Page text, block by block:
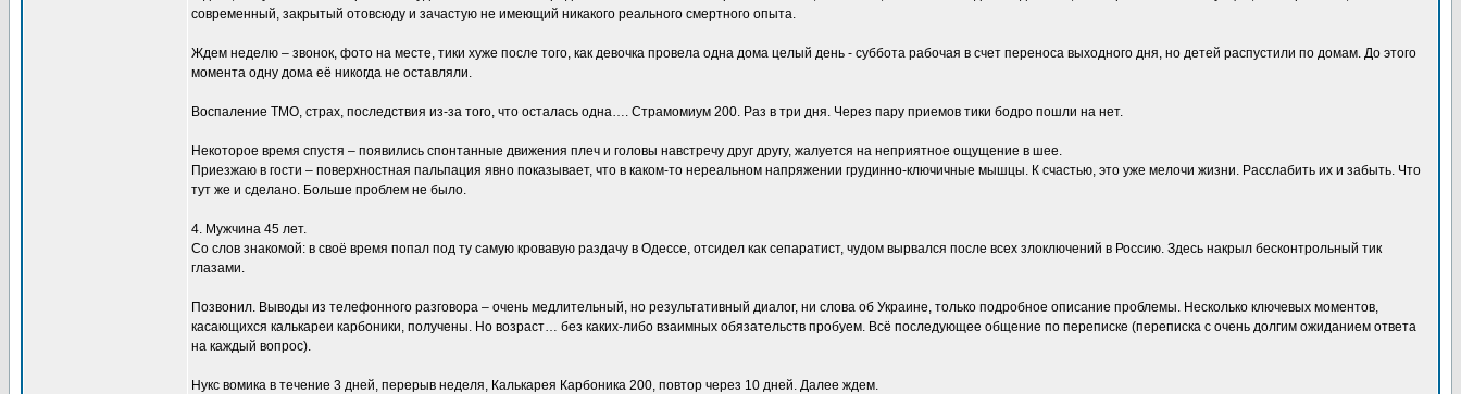
современный, закрытый отовсюду и зачастую не имеющий никакого реального смертного опыта.
Ждем неделю – звонок, фото на месте, тики хуже после того, как девочка провела одна дома целый день - суббота рабочая в счет переноса выходного дня, но детей распустили по домам. До этого
момента одну дома её никогда не оставляли.
Воспаление ТМО, страх, последствия из-за того, что осталась одна…. Страмомиум 200. Раз в три дня. Через пару приемов тики бодро пошли на нет.
Некоторое время спустя – появились спонтанные движения плеч и головы навстречу друг другу, жалуется на неприятное ощущение в шее.
Приезжаю в гости – поверхностная пальпация явно показывает, что в каком-то нереальном напряжении грудинно-ключичные мышцы. К счастью, это уже мелочи жизни. Расслабить их и забыть. Что
тут же и сделано. Больше проблем не было.
4. Мужчина 45 лет.
Со слов знакомой: в своё время попал под ту самую кровавую раздачу в Одессе, отсидел как сепаратист, чудом вырвался после всех злоключений в Россию. Здесь накрыл бесконтрольный тик
глазами.
Позвонил. Выводы из телефонного разговора – очень медлительный, но результативный диалог, ни слова об Украине, только подробное описание проблемы. Несколько ключевых моментов,
касающихся калькареи карбоники, получены. Но возраст… без каких-либо взаимных обязательств пробуем. Всё последующее общение по переписке (переписка с очень долгим ожиданием ответа
на каждый вопрос).
Нукс вомика в течение 3 дней, перерыв неделя, Калькарея Карбоника 200, повтор через 10 дней. Далее ждем.